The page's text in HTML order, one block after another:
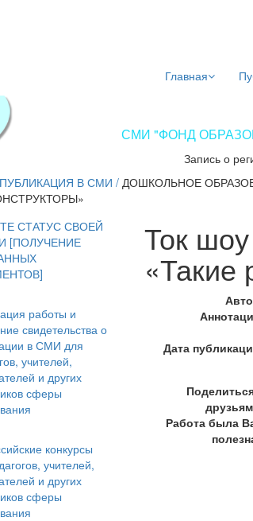
Главная
СМИ "ФОНД
Запись о
ПУБЛИКАЦИЯ В СМИ / ДОШКОЛЬНОЕ
СТАТУС СВОЕЙ
[ПОЛУЧЕНИЕ
работы и
свидетельства о
в СМИ для
учителей,
и других
сферы
конкурсы
учителей,
и других
сферы
Ток
«Такие
Дата
Работа была